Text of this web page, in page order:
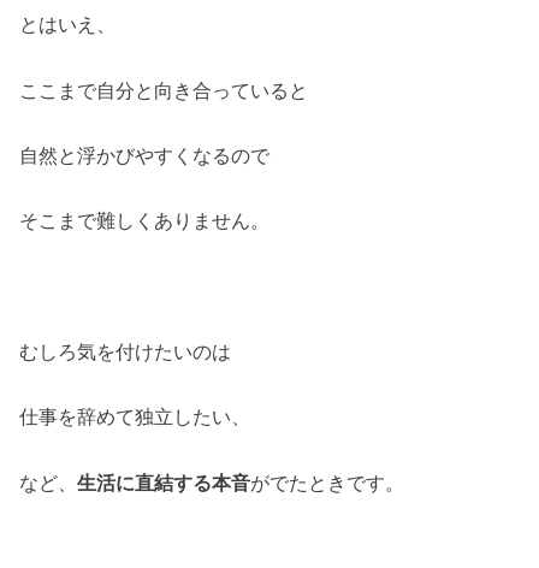
とはいえ、
ここまで自分と向き合っていると
自然と浮かびやすくなるので
そこまで難しくありません。
むしろ気を付けたいのは
仕事を辞めて独立したい、
など、生活に直結する本音がでたときです。